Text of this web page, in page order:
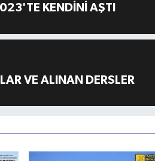
KENDİNİ AŞTI
VE ALINAN DERSLER